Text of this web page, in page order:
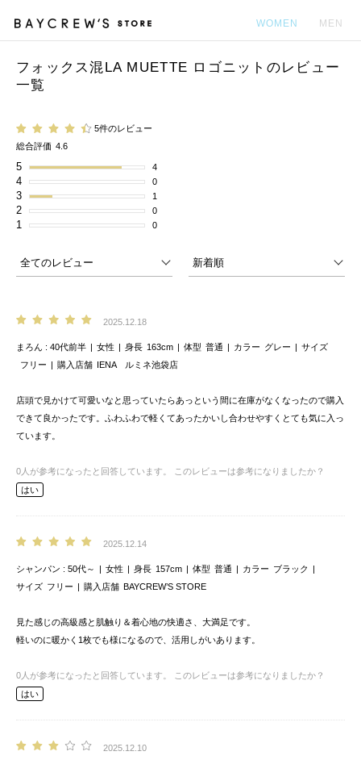
WOMEN MEN
フォックス混LA MUETTE ロゴニットのレビュー
一覧
5件のレビュー
総合評価 4.6
5 4
4 0
3 1
2 0
1 0
2025.12.18
まろん 40代前半 女性 身長 163cm 体型 普通 カラー グレー
サイズ
フリー
購入店舗 IENA ルミネ池袋店
店頭で見かけて可愛いなと思っていたらあっという間に在庫がなくなったので購入
できて良かったです。ふわふわで軽くてあったかいし合わせやすくとても気に入っ
ています。
0 人が参考になったと回答しています。
このレビューは参考になりましたか？
はい
2025.12.14
シャンパン 50代～ 女性 身長 157cm 体型 普通 カラー ブラック
サイズ フリー 購入店舗 BAYCREW’S STORE
見た感じの高級感と肌触り＆着心地の快適さ、大満足です。
軽いのに暖かく1枚でも様になるので、活用しがいあります。
0 人が参考になったと回答しています。
このレビューは参考になりましたか？
はい
2025.12.10